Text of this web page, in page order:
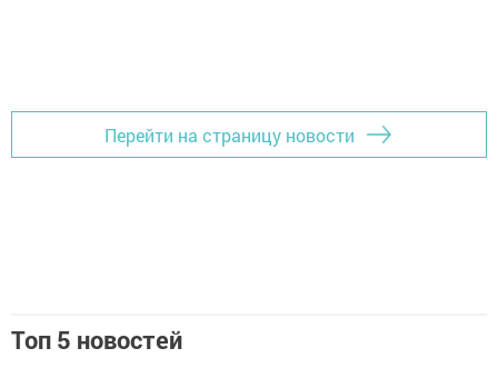
Перейти на страницу новости
Топ 5 новостей